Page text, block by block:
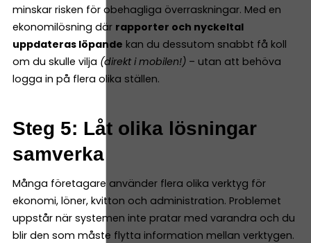
minskar risken för obehagliga överraskningar. Med en
ekonomilösning där rapporter och nyckeltal
uppdateras löpande kan du dessutom snabbt få koll
om du skulle vilja (direkt i mobilen!) – utan att behöva
logga in på flera olika ställen.
Steg 5: Låt olika lösningar
samverka
Många företagare använder flera olika verktyg för
ekonomi, löner, kvitton och administration. Problemet
uppstår när systemen inte pratar med varandra och du
blir den som måste flytta information mellan verktygen.